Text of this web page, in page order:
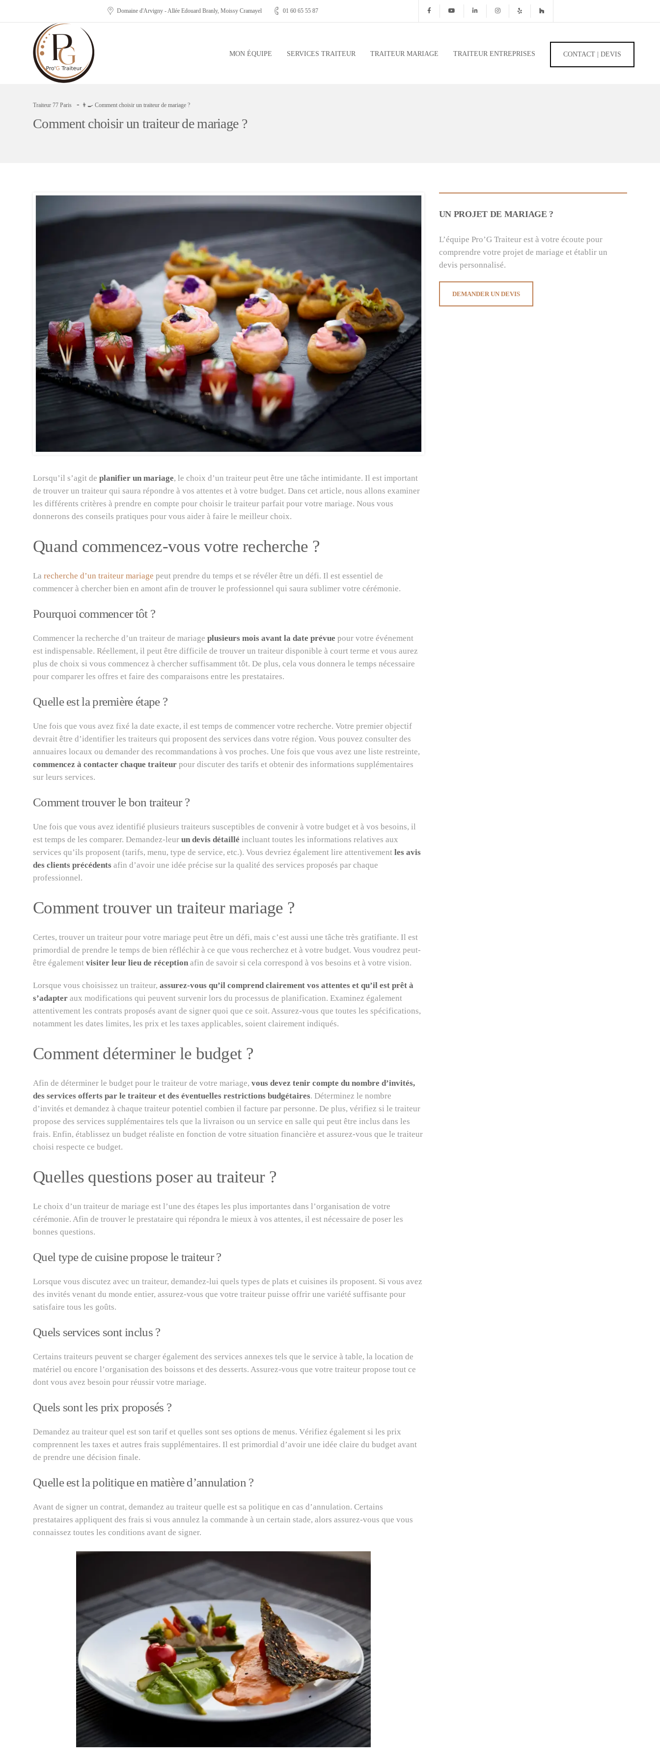
Domaine d'Arvigny - Allée Edouard Branly, Moissy Cramayel 01 60 65 55 87
MON ÉQUIPE SERVICES TRAITEUR TRAITEUR MARIAGE TRAITEUR ENTREPRISES CONTACT | DEVIS
Traiteur 77 Paris - 👨‍🍳 Comment choisir un traiteur de mariage ?
Comment choisir un traiteur de mariage ?
Lorsqu’il s’agit de planifier un mariage, le choix d’un traiteur peut être une tâche intimidante. Il est important
de trouver un traiteur qui saura répondre à vos attentes et à votre budget. Dans cet article, nous allons examiner
les différents critères à prendre en compte pour choisir le traiteur parfait pour votre mariage. Nous vous
donnerons des conseils pratiques pour vous aider à faire le meilleur choix.
Quand commencez-vous votre recherche ?
La recherche d’un traiteur mariage peut prendre du temps et se révéler être un défi. Il est essentiel de
commencer à chercher bien en amont afin de trouver le professionnel qui saura sublimer votre cérémonie.
Pourquoi commencer tôt ?
Commencer la recherche d’un traiteur de mariage plusieurs mois avant la date prévue pour votre événement
est indispensable. Réellement, il peut être difficile de trouver un traiteur disponible à court terme et vous aurez
plus de choix si vous commencez à chercher suffisamment tôt. De plus, cela vous donnera le temps nécessaire
pour comparer les offres et faire des comparaisons entre les prestataires.
Quelle est la première étape ?
Une fois que vous avez fixé la date exacte, il est temps de commencer votre recherche. Votre premier objectif
devrait être d’identifier les traiteurs qui proposent des services dans votre région. Vous pouvez consulter des
annuaires locaux ou demander des recommandations à vos proches. Une fois que vous avez une liste restreinte,
commencez à contacter chaque traiteur pour discuter des tarifs et obtenir des informations supplémentaires
sur leurs services.
Comment trouver le bon traiteur ?
Une fois que vous avez identifié plusieurs traiteurs susceptibles de convenir à votre budget et à vos besoins, il
est temps de les comparer. Demandez-leur un devis détaillé incluant toutes les informations relatives aux
services qu’ils proposent (tarifs, menu, type de service, etc.). Vous devriez également lire attentivement les avis
des clients précédents afin d’avoir une idée précise sur la qualité des services proposés par chaque
professionnel.
Comment trouver un traiteur mariage ?
Certes, trouver un traiteur pour votre mariage peut être un défi, mais c’est aussi une tâche très gratifiante. Il est
primordial de prendre le temps de bien réfléchir à ce que vous recherchez et à votre budget. Vous voudrez peut-
être également visiter leur lieu de réception afin de savoir si cela correspond à vos besoins et à votre vision.
Lorsque vous choisissez un traiteur, assurez-vous qu’il comprend clairement vos attentes et qu’il est prêt à
s’adapter aux modifications qui peuvent survenir lors du processus de planification. Examinez également
attentivement les contrats proposés avant de signer quoi que ce soit. Assurez-vous que toutes les spécifications,
notamment les dates limites, les prix et les taxes applicables, soient clairement indiqués.
Comment déterminer le budget ?
Afin de déterminer le budget pour le traiteur de votre mariage, vous devez tenir compte du nombre d’invités,
des services offerts par le traiteur et des éventuelles restrictions budgétaires. Déterminez le nombre
d’invités et demandez à chaque traiteur potentiel combien il facture par personne. De plus, vérifiez si le traiteur
propose des services supplémentaires tels que la livraison ou un service en salle qui peut être inclus dans les
frais. Enfin, établissez un budget réaliste en fonction de votre situation financière et assurez-vous que le traiteur
choisi respecte ce budget.
Quelles questions poser au traiteur ?
Le choix d’un traiteur de mariage est l’une des étapes les plus importantes dans l’organisation de votre
cérémonie. Afin de trouver le prestataire qui répondra le mieux à vos attentes, il est nécessaire de poser les
bonnes questions.
Quel type de cuisine propose le traiteur ?
Lorsque vous discutez avec un traiteur, demandez-lui quels types de plats et cuisines ils proposent. Si vous avez
des invités venant du monde entier, assurez-vous que votre traiteur puisse offrir une variété suffisante pour
satisfaire tous les goûts.
Quels services sont inclus ?
Certains traiteurs peuvent se charger également des services annexes tels que le service à table, la location de
matériel ou encore l’organisation des boissons et des desserts. Assurez-vous que votre traiteur propose tout ce
dont vous avez besoin pour réussir votre mariage.
Quels sont les prix proposés ?
Demandez au traiteur quel est son tarif et quelles sont ses options de menus. Vérifiez également si les prix
comprennent les taxes et autres frais supplémentaires. Il est primordial d’avoir une idée claire du budget avant
de prendre une décision finale.
Quelle est la politique en matière d’annulation ?
Avant de signer un contrat, demandez au traiteur quelle est sa politique en cas d’annulation. Certains
prestataires appliquent des frais si vous annulez la commande à un certain stade, alors assurez-vous que vous
connaissez toutes les conditions avant de signer.
UN PROJET DE MARIAGE ?
L’équipe Pro’G Traiteur est à votre écoute pour
comprendre votre projet de mariage et établir un
devis personnalisé.
DEMANDER UN DEVIS